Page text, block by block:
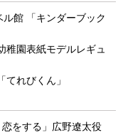
ル館 「キンダーブック
稚園表紙モデルレギュ
てれびくん」
をする」広野遼太役